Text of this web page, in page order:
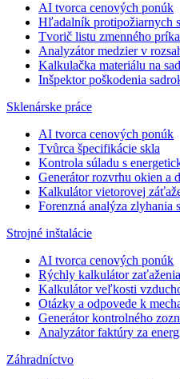
AI tvorca cenových ponúk
Hľadalník protipožiarnych
Tvorič listu zmenného
Analyzátor medzier v
Kalkulačka materiálu na
Inšpektor poškodenia
Sklenárske práce
AI tvorca cenových ponúk
Tvůrca špecifikácie skla
Kontrola súladu s
Generátor rozvrhu okien a
Kalkulátor vietorovej
Forenzná analýza zlyhania
Strojné inštalácie
AI tvorca cenových ponúk
Rýchly kalkulátor zaťaženia
Kalkulátor veľkosti
Otázky a odpovede k
Generátor kontrolného
Analyzátor faktúry za
Záhradníctvo